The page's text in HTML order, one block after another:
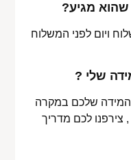
מגיע?
ויום לפני המשלוח
שלי ?
המידה שלכם במקרה
לכם מדריך